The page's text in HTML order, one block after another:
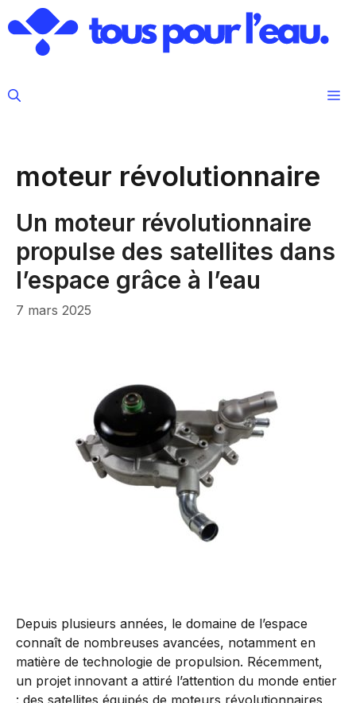
au
contenu
moteur révolutionnaire
Un moteur révolutionnaire
propulse des satellites dans
l’espace grâce à l’eau
7 mars 2025
Depuis plusieurs années, le domaine de l’espace
connaît de nombreuses avancées, notamment en
matière de technologie de propulsion. Récemment,
un projet innovant a attiré l’attention du monde entier
: des satellites équipés de moteurs révolutionnaires